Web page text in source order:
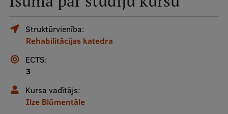
Mobile
galvenā
izvēlne
Studiju iespējas
Pamatstudiju programmas
Maģistra studiju programmas
Doktorantūra
Struktūrvienība:
Rehabilitācijas katedra
ECTS:
3
Kursa vadītājs:
Ilze Blūmentāle